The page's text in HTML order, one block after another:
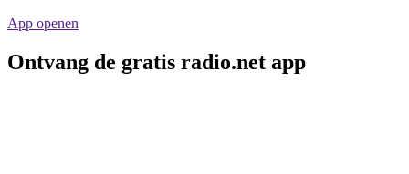
App openen
Ontvang de gratis radio.net app